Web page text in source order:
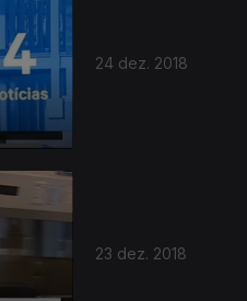
24 dez. 2018
23 dez. 2018